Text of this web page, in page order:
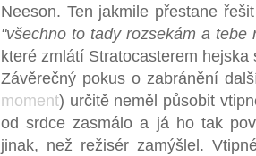
Neeson. Ten jakmile přestane
"všechno to tady rozsekám a tebe
které zmlátí Stratocasterem
Závěrečný pokus o zabránění
moment) určitě neměl působit
od srdce zasmálo a já ho tak
jinak, než režisér zamýšlel.